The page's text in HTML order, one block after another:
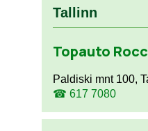
Tallinn
Topauto
Paldiski mnt 100,
☎ 617 7080